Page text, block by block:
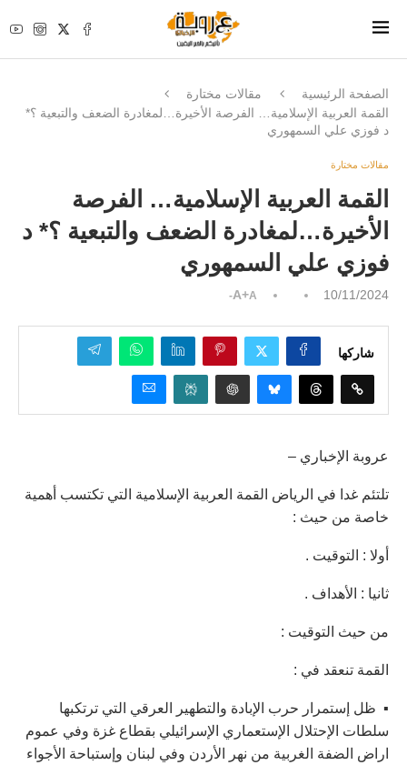
الصفحة الرئيسية
مقالات مختارة
القمة العربية الإسلامية… الفرصة الأخيرة…لمغادرة الضعف والتبعية ؟*
د فوزي علي السمهوري
مقالات مختارة
القمة العربية الإسلامية… الفرصة
الأخيرة…لمغادرة الضعف والتبعية ؟* د
فوزي علي السمهوري
10/11/2024
A+A-
شاركها
عروبة الإخباري –
تلتئم غدا في الرياض القمة العربية الإسلامية التي تكتسب أهمية
خاصة من حيث :
أولا : التوقيت .
ثانيا : الأهداف .
من حيث التوقيت :
القمة تنعقد في :
▪︎ ظل إستمرار حرب الإبادة والتطهير العرقي التي ترتكبها
سلطات الإحتلال الإستعماري الإسرائيلي بقطاع غزة وفي عموم
اراض الضفة الغربية من نهر الأردن وفي لبنان وإستباحة الأجواء